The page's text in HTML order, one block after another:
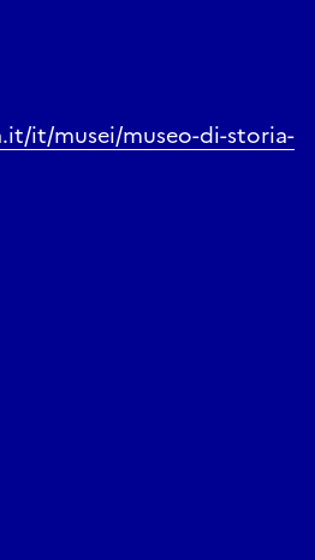
it/musei/museo-di-storia-